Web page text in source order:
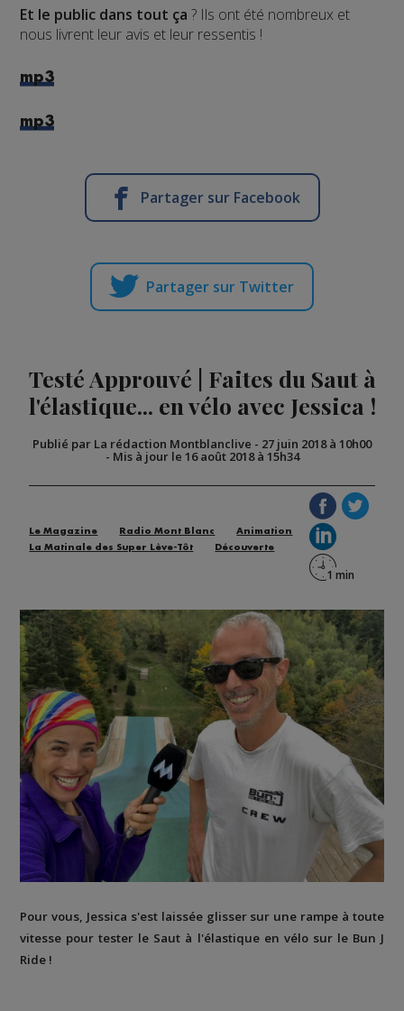
Et le public dans tout ça ? Ils ont été nombreux et
nous livrent leur avis et leur ressentis !
mp3
mp3
Partager sur Facebook
Partager sur Twitter
Testé Approuvé | Faites du Saut à
l'élastique... en vélo avec Jessica !
Publié par La rédaction Montblanclive - 27 juin 2018 à 10h00
- Mis à jour le 16 août 2018 à 15h34
Le Magazine Radio Mont Blanc
Animation
La Matinale des Super Lève-Tôt
Découverte
Pour vous, Jessica s'est laissée glisser sur une rampe à toute
vitesse pour tester le Saut à l'élastique en vélo sur le Bun J
Ride !